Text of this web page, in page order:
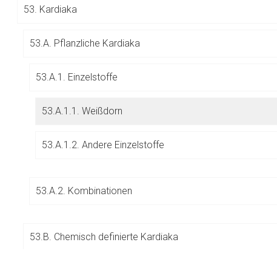
53. Kardiaka
53.A. Pflanzliche Kardiaka
53.A.1. Einzelstoffe
53.A.1.1. Weißdorn
53.A.1.2. Andere Einzelstoffe
53.A.2. Kombinationen
53.B. Chemisch definierte Kardiaka
Betreiber